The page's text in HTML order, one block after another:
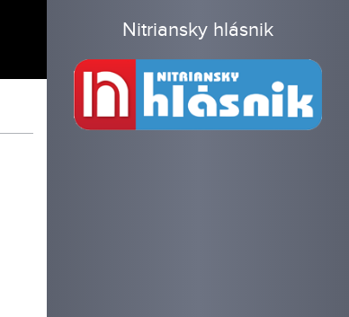
Nitriansky hlásnik